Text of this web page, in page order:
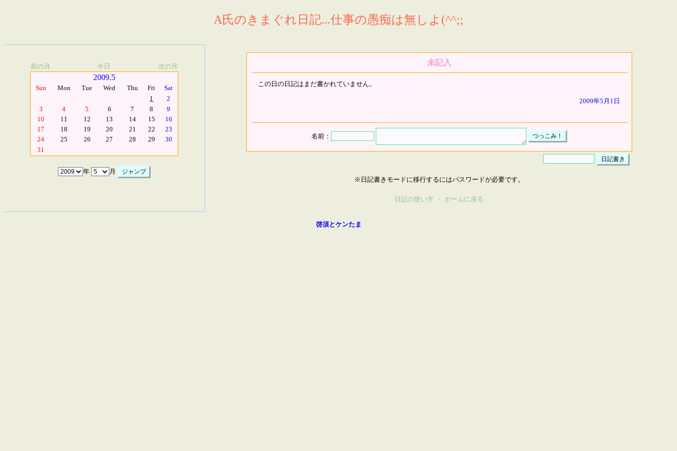
A氏のきまぐれ日記...仕事の愚痴は無しよ(^^;;
前の月 今日 次の月
2009.5
Sun Mon Tue Wed Thu Fri
Sat
1
2
3
4 5 6 7 8
9
10
11 12 13 14 15
16
17
18 19 20 21 22
23
24
25 26 27 28 29
30
31
年 月
未記入
この日の日記はまだ書かれていません。
2009年5月1日
名前：
※日記書きモードに移行するにはパスワードが必要です。
日記の使い方 ・ ホームに戻る
啓須とケンたま